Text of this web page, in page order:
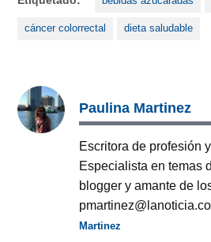
cáncer colorrectal dieta saludable
Paulina Martinez
Escritora de profesión
Especialista en temas
blogger y amante de
Martinez